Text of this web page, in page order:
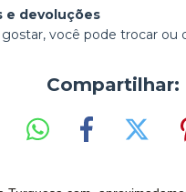
e devoluções
você pode trocar ou
Compartilhar: